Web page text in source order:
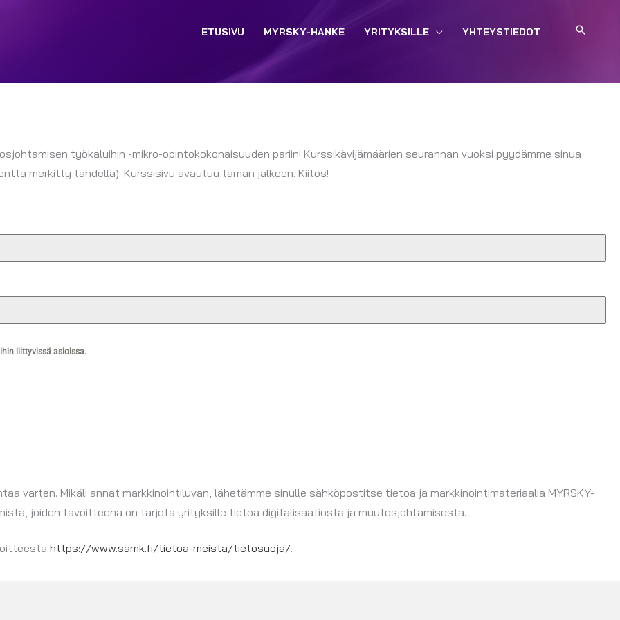
ETUSIVU MYRSKY-HANKE YRITYKSILLE YHTEYSTIEDOT HAE
työkaluihin -mikro-opintokokonaisuuden pariin! Kurssikävijämäärien seurannan vuoksi pyydämme sinua
merkitty tähdellä). Kurssisivu avautuu tämän jälkeen. Kiitos!
liittyvissä asioissa.
varten. Mikäli annat markkinointiluvan, lähetämme sinulle sähköpostitse tietoa ja markkinointimateriaalia MYRSKY-
joiden tavoitteena on tarjota yrityksille tietoa digitalisaatiosta ja muutosjohtamisesta.
https://www.samk.fi/tietoa-meista/tietosuoja/.